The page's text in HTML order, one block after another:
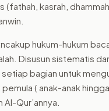
kasrah,
hukum-hukum
Disusun sistematis
bagian untuk
( anak-anak
Qur’annya.